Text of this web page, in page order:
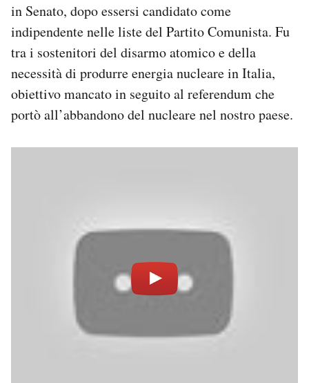
in Senato, dopo essersi candidato come
indipendente nelle liste del Partito Comunista. Fu
tra i sostenitori del disarmo atomico e della
necessità di produrre energia nucleare in Italia,
obiettivo mancato in seguito al referendum che
portò all’abbandono del nucleare nel nostro paese.